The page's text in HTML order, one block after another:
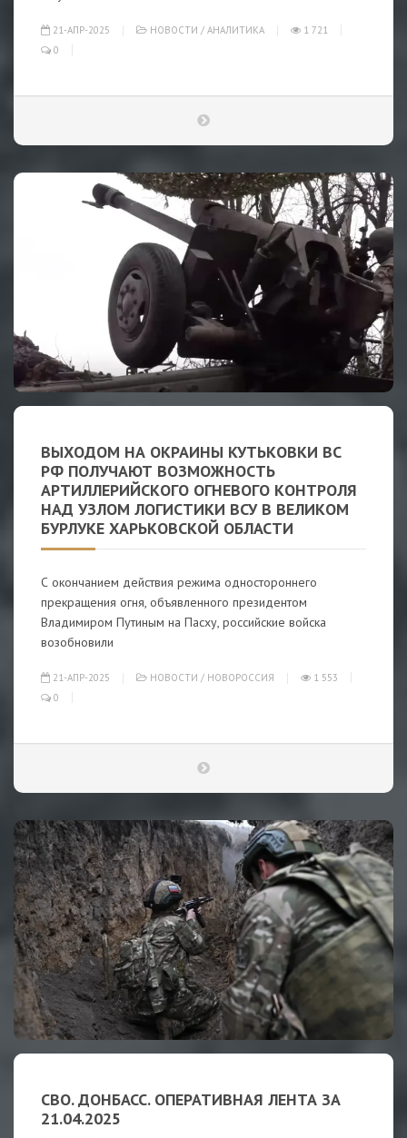
21-АПР-2025 НОВОСТИ / АНАЛИТИКА
1 721
0
ВЫХОДОМ НА ОКРАИНЫ КУТЬКОВКИ ВС
РФ ПОЛУЧАЮТ ВОЗМОЖНОСТЬ
АРТИЛЛЕРИЙСКОГО ОГНЕВОГО КОНТРОЛЯ
НАД УЗЛОМ ЛОГИСТИКИ ВСУ В ВЕЛИКОМ
БУРЛУКЕ ХАРЬКОВСКОЙ ОБЛАСТИ
С окончанием действия режима одностороннего
прекращения огня, объявленного президентом
Владимиром Путиным на Пасху, российские войска
возобновили
21-АПР-2025 НОВОСТИ / НОВОРОССИЯ
1 553
0
СВО. ДОНБАСС. ОПЕРАТИВНАЯ ЛЕНТА ЗА
21.04.2025